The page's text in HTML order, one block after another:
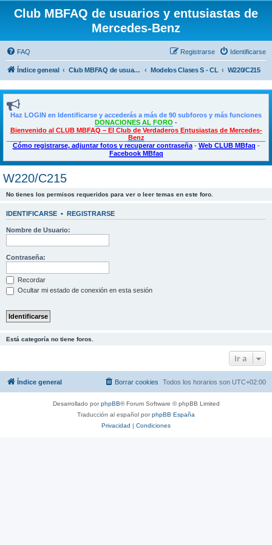
Club MBFAQ de usuarios y entusiastas de
Mercedes-Benz
FAQ Identificarse
Registrarse
Índice general Club MBFAQ de usuarios y entusiastas de Mercedes Benz Modelos Clases S - CL W220/C215
Haz LOGIN en Identificarse y accederás a más de 90 subforos y más funciones
DONACIONES AL FORO -
Bienvenido al CLUB MBFAQ – El Club de Verdaderos Entusiastas de Mercedes-
Benz
Cómo registrarse, adjuntar fotos y recuperar contraseña- Web CLUB MBfaq -
Facebook MBfaq
W220/C215
No tienes los permisos requeridos para ver o leer temas en este foro.
IDENTIFICARSE • REGISTRARSE
Nombre de Usuario:
Contraseña:
Recordar
Ocultar mi estado de conexión en esta sesión
Está categoría no tiene foros.
Ir a
Índice general Todos los horarios son UTC+02:00
Borrar cookies
Desarrollado porphpBB® Forum Software © phpBB Limited
Traducción al español porphpBB España
Privacidad | Condiciones